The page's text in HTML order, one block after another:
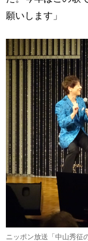
願いします」
ニッポン放送「中山秀征